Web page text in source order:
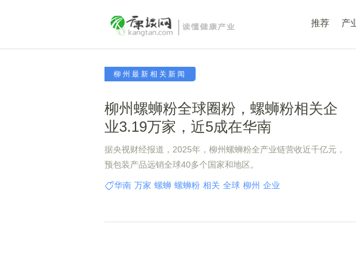
推荐 产
柳州最新相关新闻
柳州螺蛳粉全球圈粉，螺蛳粉相关企
业3.19万家，近5成在华南
据央视财经报道，2025年，柳州螺蛳粉全产业链营收近千亿元，
预包装产品远销全球40多个国家和地区。
华南 万家 螺蛳 螺蛳粉 相关 全球 柳州 企业